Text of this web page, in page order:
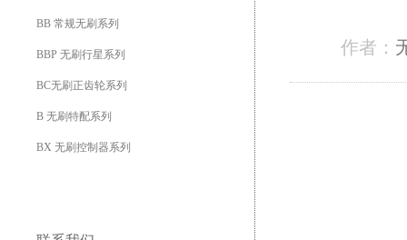
BB 常规无刷系列
BBP 无刷行星系列
BC无刷正齿轮系列
B 无刷特配系列
BX 无刷控制器系列
作者：